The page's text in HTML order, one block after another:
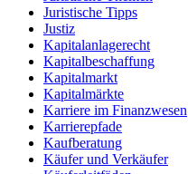
Juristische Tipps
Justiz
Kapitalanlagerecht
Kapitalbeschaffung
Kapitalmarkt
Kapitalmärkte
Karriere im Finanzwesen
Karrierepfade
Kaufberatung
Käufer und Verkäufer